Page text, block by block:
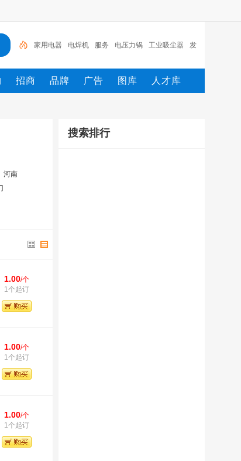
家用电器 电焊机 服务 电压力锅 工业吸尘器 发
热电缆 服装 服装打包机 服务/ 工具
招商 品牌 广告 图库 人才库
河南
1.00/个
1个起订
1.00/个
1个起订
1.00/个
1个起订
搜索排行